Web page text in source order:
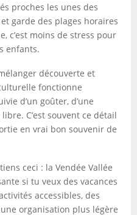
proches les unes des
garde des plages horaires
c’est moins de stress pour
enfants.
découverte et
fonctionne
d’un goûter, d’une
C’est souvent ce détail
en vrai bon souvenir de
ceci : la Vendée Vallée
si tu veux des vacances
accessibles, des
organisation plus légère